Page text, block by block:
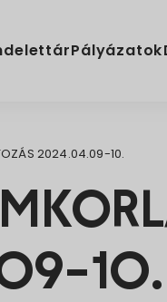
Pályázatok
2024.04.09-10.
10.